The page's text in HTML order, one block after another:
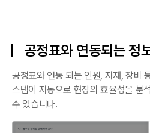
공정표와 연동되는 정
공정표와 연동 되는 인원, 자재, 장비
스템이 자동으로 현장의 효율성을 분
수 있습니다.